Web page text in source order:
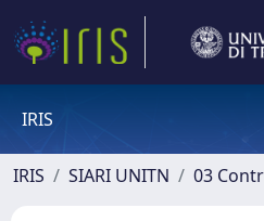
IRIS
IRIS SIARI UNITN 03